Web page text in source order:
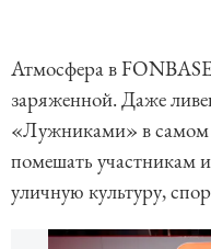
Атмосфера в
заряженной. Даже
«Лужниками» в самом
помешать участникам
уличную культуру,